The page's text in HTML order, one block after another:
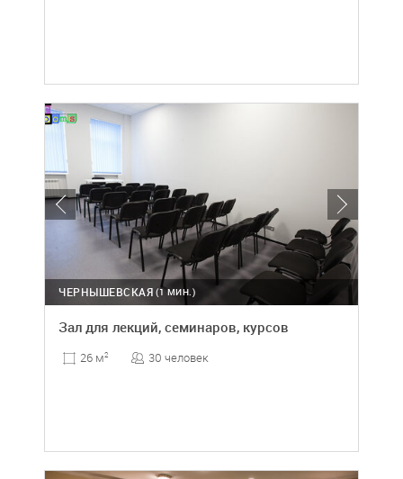
(1 МИН.)
ЧЕРНЫШЕВСКАЯ
Зал для лекций, семинаров, курсов
26 м2 30 человек